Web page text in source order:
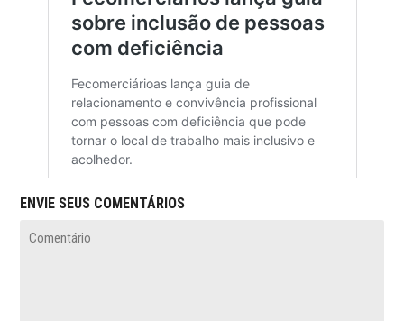
ENVIE SEUS COMENTÁRIOS